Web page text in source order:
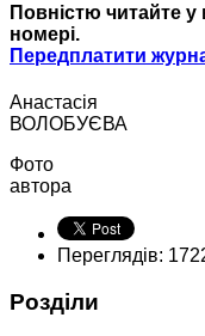
Повністю читайте
номері.
Передплатити
Анастасія
ВОЛОБУЄВА
Фото
автора
Переглядів:
Розділи